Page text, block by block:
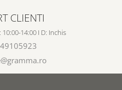
CLIENTI
10:00-14:00 I D: Inchis